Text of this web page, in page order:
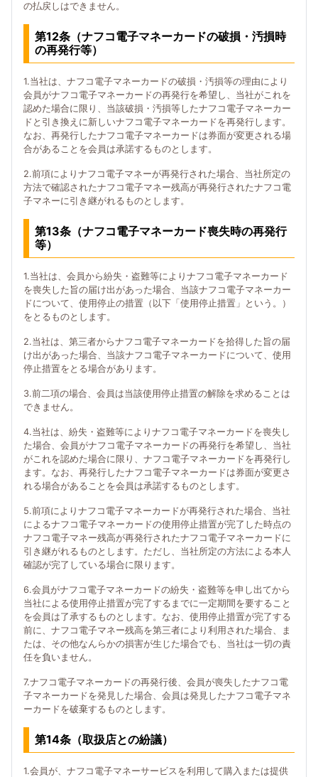
の払戻しはできません。
第12条（ナフコ電子マネーカードの破損・汚損時
の再発行等）
1.当社は、ナフコ電子マネーカードの破損・汚損等の理由により
会員がナフコ電子マネーカードの再発行を希望し、当社がこれを
認めた場合に限り、当該破損・汚損等したナフコ電子マネーカー
ドと引き換えに新しいナフコ電子マネーカードを再発行します。
なお、再発行したナフコ電子マネーカードは券面が変更される場
合があることを会員は承諾するものとします。
2.前項によりナフコ電子マネーが再発行された場合、当社所定の
方法で確認されたナフコ電子マネー残高が再発行されたナフコ電
子マネーに引き継がれるものとします。
第13条（ナフコ電子マネーカード喪失時の再発行
等）
1.当社は、会員から紛失・盗難等によりナフコ電子マネーカード
を喪失した旨の届け出があった場合、当該ナフコ電子マネーカー
ドについて、使用停止の措置（以下「使用停止措置」という。）
をとるものとします。
2.当社は、第三者からナフコ電子マネーカードを拾得した旨の届
け出があった場合、当該ナフコ電子マネーカードについて、使用
停止措置をとる場合があります。
3.前二項の場合、会員は当該使用停止措置の解除を求めることは
できません。
4.当社は、紛失・盗難等によりナフコ電子マネーカードを喪失し
た場合、会員がナフコ電子マネーカードの再発行を希望し、当社
がこれを認めた場合に限り、ナフコ電子マネーカードを再発行し
ます。なお、再発行したナフコ電子マネーカードは券面が変更さ
れる場合があることを会員は承諾するものとします。
5.前項によりナフコ電子マネーカードが再発行された場合、当社
によるナフコ電子マネーカードの使用停止措置が完了した時点の
ナフコ電子マネー残高が再発行されたナフコ電子マネーカードに
引き継がれるものとします。ただし、当社所定の方法による本人
確認が完了している場合に限ります。
6.会員がナフコ電子マネーカードの紛失・盗難等を申し出てから
当社による使用停止措置が完了するまでに一定期間を要すること
を会員は了承するものとします。なお、使用停止措置が完了する
前に、ナフコ電子マネー残高を第三者により利用された場合、ま
たは、その他なんらかの損害が生じた場合でも、当社は一切の責
任を負いません。
7.ナフコ電子マネーカードの再発行後、会員が喪失したナフコ電
子マネーカードを発見した場合、会員は発見したナフコ電子マネ
ーカードを破棄するものとします。
第14条（取扱店との紛議）
1.会員が、ナフコ電子マネーサービスを利用して購入または提供